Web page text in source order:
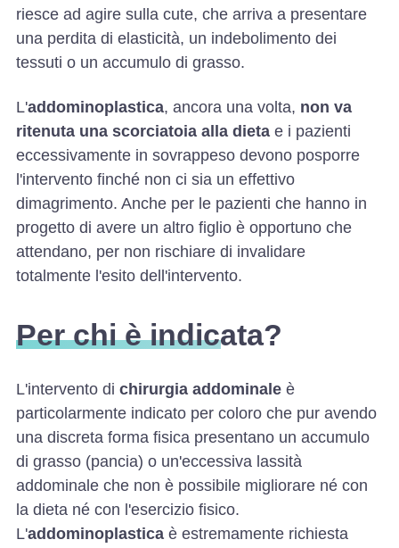
riesce ad agire sulla cute, che arriva a presentare
una perdita di elasticità, un indebolimento dei
tessuti o un accumulo di grasso.
L'addominoplastica, ancora una volta, non va
ritenuta una scorciatoia alla dieta e i pazienti
eccessivamente in sovrappeso devono posporre
l'intervento finché non ci sia un effettivo
dimagrimento. Anche per le pazienti che hanno in
progetto di avere un altro figlio è opportuno che
attendano, per non rischiare di invalidare
totalmente l'esito dell'intervento.
Per chi è indicata?
L'intervento di chirurgia addominale è
particolarmente indicato per coloro che pur avendo
una discreta forma fisica presentano un accumulo
di grasso (pancia) o un'eccessiva lassità
addominale che non è possibile migliorare né con
la dieta né con l'esercizio fisico.
L'addominoplastica è estremamente richiesta